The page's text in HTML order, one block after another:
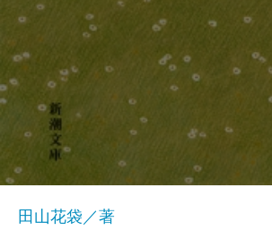
田山花袋／著